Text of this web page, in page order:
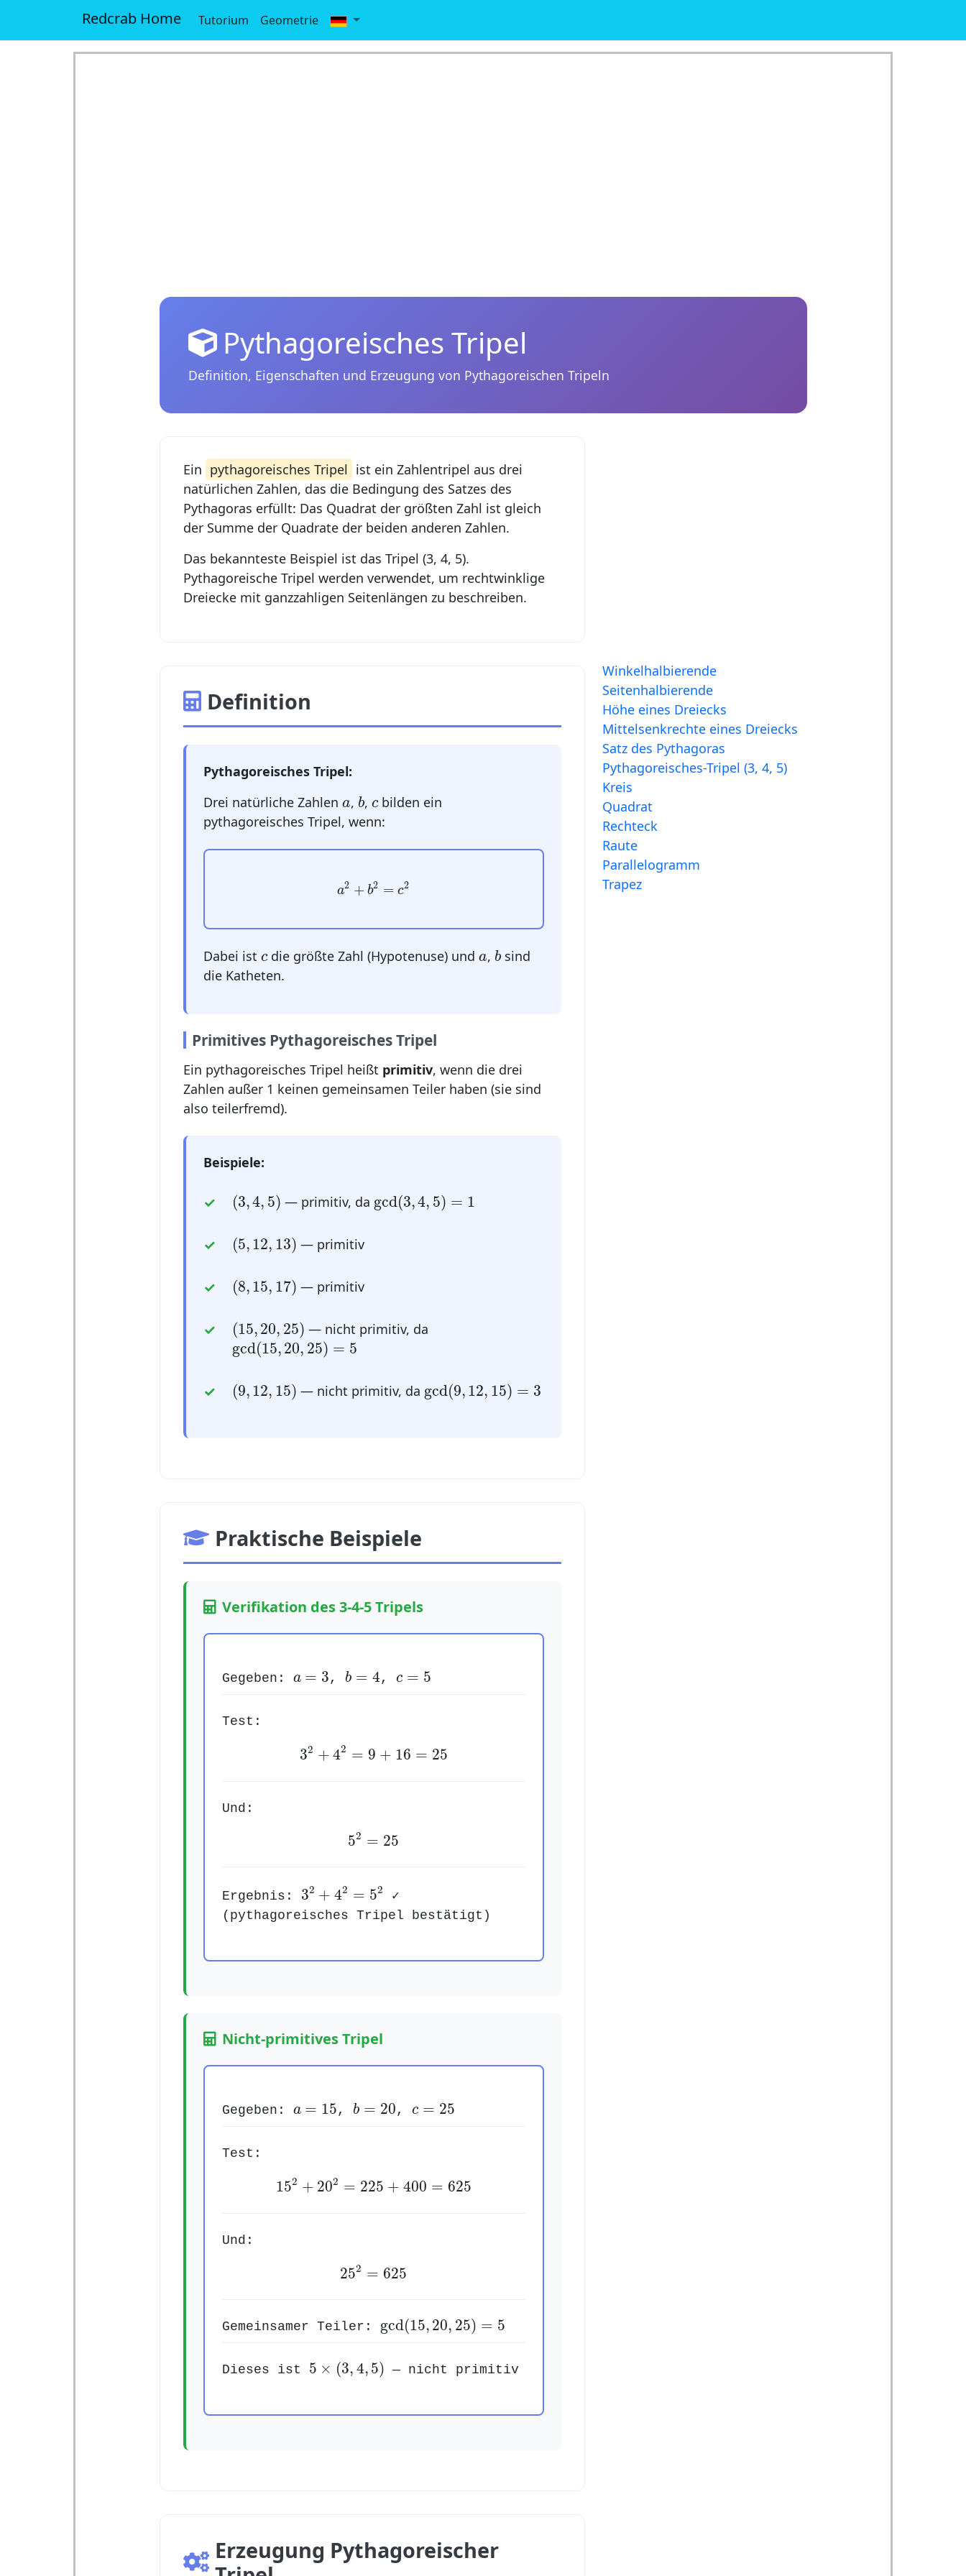
Redcrab Home Tutorium Geometrie
Pythagoreisches Tripel
Definition, Eigenschaften und Erzeugung von Pythagoreischen Tripeln
Ein pythagoreisches Tripel ist ein Zahlentripel aus drei
natürlichen Zahlen, das die Bedingung des Satzes des
Pythagoras erfüllt: Das Quadrat der größten Zahl ist gleich
der Summe der Quadrate der beiden anderen Zahlen.
Das bekannteste Beispiel ist das Tripel (3, 4, 5).
Pythagoreische Tripel werden verwendet, um rechtwinklige
Dreiecke mit ganzzahligen Seitenlängen zu beschreiben.
Definition
Pythagoreisches Tripel:
Drei natürliche Zahlen a
a, b
b, c
cbilden ein
pythagoreisches Tripel, wenn:
a2 + b2 = c2
a b2
Dabei ist c
cdie größte Zahl (Hypotenuse) und a
a, b
bsind
die Katheten.
Primitives Pythagoreisches Tripel
Ein pythagoreisches Tripel heißt primitiv, wenn die drei
Zahlen außer 1 keinen gemeinsamen Teiler haben (sie sind
also teilerfremd).
Beispiele:
(3,4, 5)
(3 4, 5) — primitiv, da gcd(3,4, 5) = 1
gcd(3 4 5)=
(5,12, 13)
(5 12, 13) — primitiv
(8,15, 17)
(8 15 17) — primitiv
(15,20, 25)
(15 20 25) — nicht primitiv, da
gcd(15,20, 25) = 5
gcd(15 ,20, 25)=5
(9,12, 15)
(9 12, 15) — nicht primitiv, da gcd(9,12, 15) = 3
gcd(9 12 15)
Praktische Beispiele
Verifikation des 3-4-5 Tripels
Gegeben: a = 3
a ,b = 4
b ,c = 5
c
Test:
32 + 42 = 9 + 16 = 25
+4 9 16= 25
Und:
52 = 25
52 25
Ergebnis: 32 + 42 = 52
32 2 2
✓
(pythagoreisches Tripel bestätigt)
Nicht-primitives Tripel
Gegeben: a = 15
a =15 ,b = 20
b 20 ,c = 25
c =25
Test:
152 + 202 = 225 + 400 = 625
15 +20 225 400= 625
Und:
252 = 625
252 625
Gemeinsamer Teiler: gcd(15, 20, 25) = 5
gcd( 15,20,25 )=
Dieses ist 5 × (3, 4, 5)
5 × ( 3, 4 ,5 — nicht primitiv
Erzeugung Pythagoreischer
Winkelhalbierende
Seitenhalbierende
Höhe eines Dreiecks
Mittelsenkrechte eines Dreiecks
Satz des Pythagoras
Pythagoreisches-Tripel (3, 4, 5)
Kreis
Quadrat
Rechteck
Raute
Parallelogramm
Trapez